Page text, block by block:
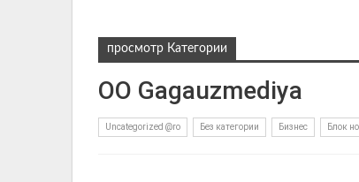
просмотр Категории
ОО Gagauzmediya
Uncategorized @ro Без категории Бизнес Блок